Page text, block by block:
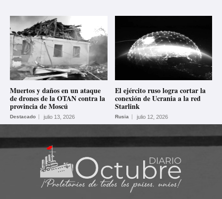
Muertos y daños en un ataque
de drones de la OTAN contra la
provincia de Moscú
Destacado julio 13, 2026
El ejército ruso logra cortar la
conexión de Ucrania a la red
Starlink
Rusia julio 12, 2026